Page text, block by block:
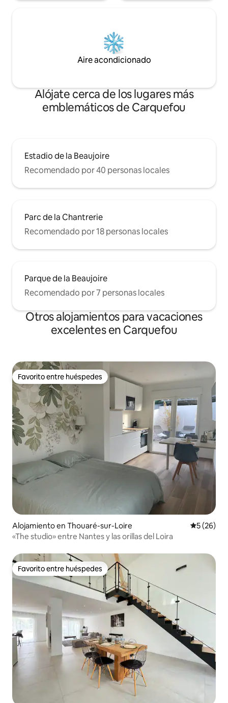
Aire acondicionado
Alójate cerca de los lugares más
emblemáticos de Carquefou
Estadio de la Beaujoire
Recomendado por 40 personas locales
Parc de la Chantrerie
Recomendado por 18 personas locales
Parque de la Beaujoire
Recomendado por 7 personas locales
Otros alojamientos para vacaciones
excelentes en Carquefou
Favorito entre huéspedes
Favorito entre huéspedes
Alojamiento en Thouaré-sur-Loire
5 (26)
«The studio» entre Nantes y las orillas del Loira
Favorito entre huéspedes
Favorito entre huéspedes